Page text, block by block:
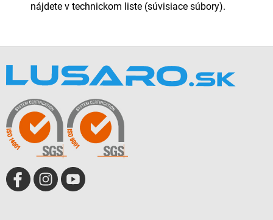
nájdete v technickom liste (súvisiace súbory).